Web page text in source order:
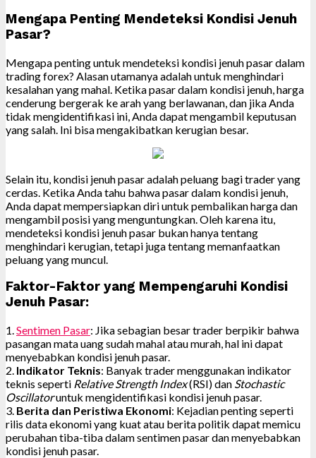
Mengapa Penting Mendeteksi Kondisi Jenuh
Pasar?
Mengapa penting untuk mendeteksi kondisi jenuh pasar dalam
trading forex? Alasan utamanya adalah untuk menghindari
kesalahan yang mahal. Ketika pasar dalam kondisi jenuh, harga
cenderung bergerak ke arah yang berlawanan, dan jika Anda
tidak mengidentifikasi ini, Anda dapat mengambil keputusan
yang salah. Ini bisa mengakibatkan kerugian besar.
Selain itu, kondisi jenuh pasar adalah peluang bagi trader yang
cerdas. Ketika Anda tahu bahwa pasar dalam kondisi jenuh,
Anda dapat mempersiapkan diri untuk pembalikan harga dan
mengambil posisi yang menguntungkan. Oleh karena itu,
mendeteksi kondisi jenuh pasar bukan hanya tentang
menghindari kerugian, tetapi juga tentang memanfaatkan
peluang yang muncul.
Faktor-Faktor yang Mempengaruhi Kondisi
Jenuh Pasar:
1.Sentimen Pasar: Jika sebagian besar trader berpikir bahwa
pasangan mata uang sudah mahal atau murah, hal ini dapat
menyebabkan kondisi jenuh pasar.
2. Indikator Teknis: Banyak trader menggunakan indikator
teknis seperti Relative Strength Index(RSI) dan Stochastic
Oscillatoruntuk mengidentifikasi kondisi jenuh pasar.
3. Berita dan Peristiwa Ekonomi: Kejadian penting seperti
rilis data ekonomi yang kuat atau berita politik dapat memicu
perubahan tiba-tiba dalam sentimen pasar dan menyebabkan
kondisi jenuh pasar.